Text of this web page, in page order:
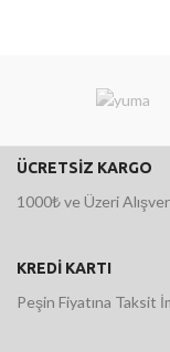
ÜCRETSİZ KARGO
1000₺ ve Üzeri
KREDİ KARTI
Peşin Fiyatına Taksit